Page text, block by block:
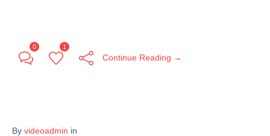
0 1
Continue Reading →
By videoadmin in